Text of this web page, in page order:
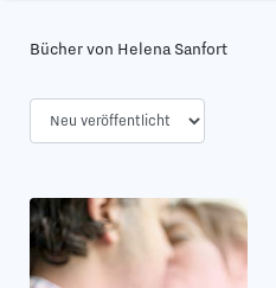
Bücher von Helena Sanfort